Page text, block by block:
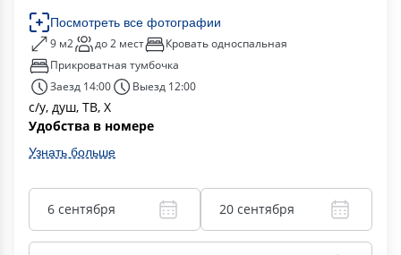
Посмотреть все фотографии
9 м2 до 2 мест
Кровать односпальная
Прикроватная тумбочка
Заезд 14:00
Выезд 12:00
с/у, душ, ТВ, Х
Удобства в номере
Узнать больше
6 сентября 20 сентября